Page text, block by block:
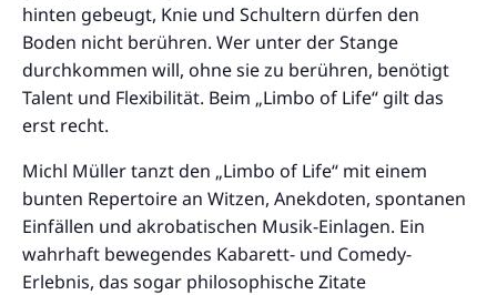
hinten gebeugt, Knie und Schultern dürfen den
Boden nicht berühren. Wer unter der Stange
durchkommen will, ohne sie zu berühren, benötigt
Talent und Flexibilität. Beim „Limbo of Life“ gilt das
erst recht.
Michl Müller tanzt den „Limbo of Life“ mit einem
bunten Repertoire an Witzen, Anekdoten, spontanen
Einfällen und akrobatischen Musik-Einlagen. Ein
wahrhaft bewegendes Kabarett- und Comedy-
Erlebnis, das sogar philosophische Zitate